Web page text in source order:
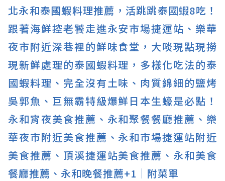
北永和泰國蝦料理推薦，活跳跳泰國蝦8吃！
跟著海鮮控老饕走進永安市場捷運站、樂華
夜市附近深巷裡的鮮味食堂，大啖現點現撈
現新鮮處理的泰國蝦料理，多樣化吃法的泰
國蝦料理、完全沒有土味、肉質綿細的鹽烤
吳郭魚、巨無霸特級爆鮮日本生蠔是必點！
永和宵夜美食推薦、永和聚餐餐廳推薦、樂
華夜市附近美食推薦、永和市場捷運站附近
美食推薦、頂溪捷運站美食推薦、永和美食
餐廳推薦、永和晚餐推薦+1│附菜單